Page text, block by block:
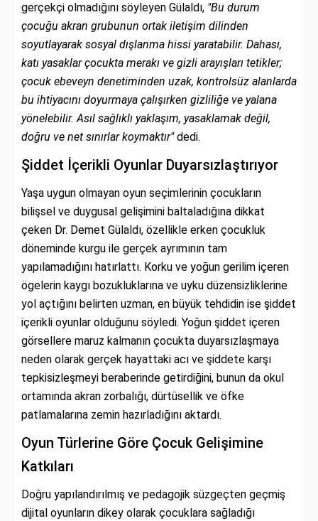
gerçekçi olmadığını söyleyen Gülaldı, "Bu durum
çocuğu akran grubunun ortak iletişim dilinden
soyutlayarak sosyal dışlanma hissi yaratabilir. Dahası,
katı yasaklar çocukta merakı ve gizli arayışları tetikler;
çocuk ebeveyn denetiminden uzak, kontrolsüz alanlarda
bu ihtiyacını doyurmaya çalışırken gizliliğe ve yalana
yönelebilir. Asıl sağlıklı yaklaşım, yasaklamak değil,
doğru ve net sınırlar koymaktır"dedi.
Şiddet İçerikli Oyunlar Duyarsızlaştırıyor
Yaşa uygun olmayan oyun seçimlerinin çocukların
bilişsel ve duygusal gelişimini baltaladığına dikkat
çeken Dr. Demet Gülaldı, özellikle erken çocukluk
döneminde kurgu ile gerçek ayrımının tam
yapılamadığını hatırlattı. Korku ve yoğun gerilim içeren
ögelerin kaygı bozukluklarına ve uyku düzensizliklerine
yol açtığını belirten uzman, en büyük tehdidin ise şiddet
içerikli oyunlar olduğunu söyledi. Yoğun şiddet içeren
görsellere maruz kalmanın çocukta duyarsızlaşmaya
neden olarak gerçek hayattaki acı ve şiddete karşı
tepkisizleşmeyi beraberinde getirdiğini, bunun da okul
ortamında akran zorbalığı, dürtüsellik ve öfke
patlamalarına zemin hazırladığını aktardı.
Oyun Türlerine Göre Çocuk Gelişimine
Katkıları
Doğru yapılandırılmış ve pedagojik süzgeçten geçmiş
dijital oyunların dikey olarak çocuklara sağladığı